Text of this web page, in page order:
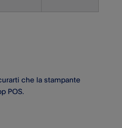
che la stampante
POS.